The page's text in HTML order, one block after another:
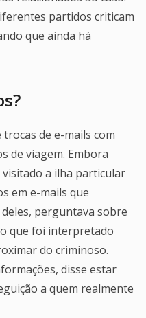
partidos criticam
que ainda há
de e-mails com
de viagem. Embora
a ilha particular
em e-mails que
perguntava sobre
que foi interpretado
do criminoso.
disse estar
a quem realmente